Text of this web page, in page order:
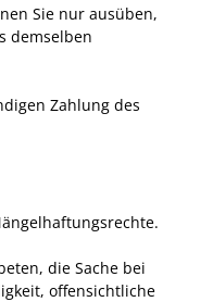
Sie nur ausüben,
demselben
Zahlung des
die Sache bei
offensichtliche